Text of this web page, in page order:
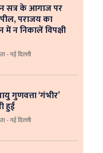
सत्र के आगाज पर
पराजय का
न निकालें विपक्षी
- नई दिल्ली
गुणवत्ता ‘गंभीर’
हुई
- नई दिल्ली